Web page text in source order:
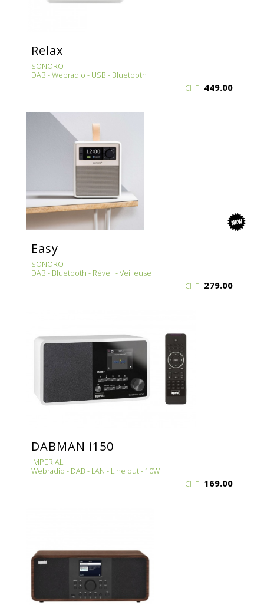
Relax
SONORO
DAB - Webradio - USB - Bluetooth
CHF 449.00
Easy
SONORO
DAB - Bluetooth - Réveil - Veilleuse
CHF 279.00
DABMAN i150
IMPERIAL
Webradio - DAB - LAN - Line out - 10W
CHF 169.00